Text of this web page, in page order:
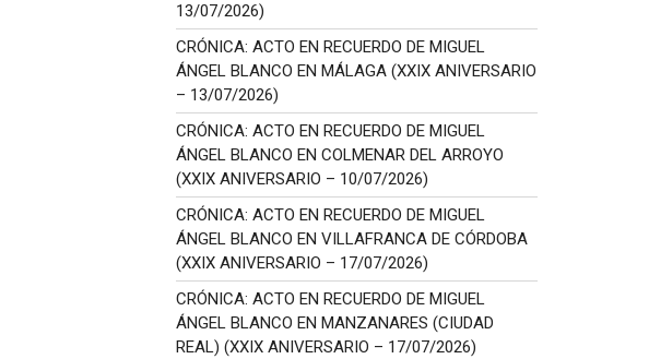
13/07/2026)
CRÓNICA: ACTO EN RECUERDO DE MIGUEL
ÁNGEL BLANCO EN MÁLAGA (XXIX ANIVERSARIO
– 13/07/2026)
CRÓNICA: ACTO EN RECUERDO DE MIGUEL
ÁNGEL BLANCO EN COLMENAR DEL ARROYO
(XXIX ANIVERSARIO – 10/07/2026)
CRÓNICA: ACTO EN RECUERDO DE MIGUEL
ÁNGEL BLANCO EN VILLAFRANCA DE CÓRDOBA
(XXIX ANIVERSARIO – 17/07/2026)
CRÓNICA: ACTO EN RECUERDO DE MIGUEL
ÁNGEL BLANCO EN MANZANARES (CIUDAD
REAL) (XXIX ANIVERSARIO – 17/07/2026)